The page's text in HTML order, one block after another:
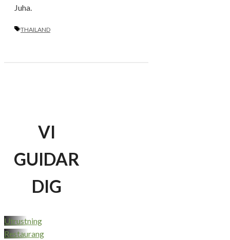
Juha.
ETIKETTER
THAILAND
VI
GUIDAR
DIG
Utrustning
Restaurang